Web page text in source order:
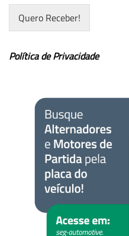
Quero Receber!
Política de Privacidade